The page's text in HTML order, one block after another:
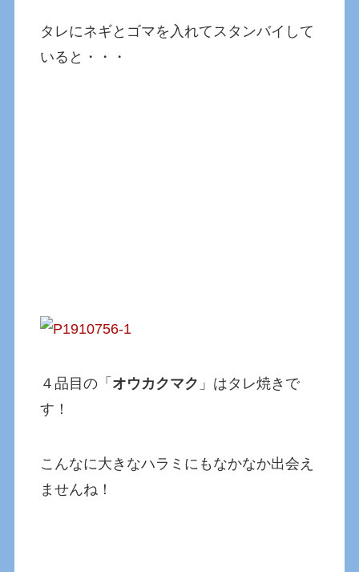
タレにネギとゴマを入れてスタンバイして
いると・・・
４品目の「 オウカクマク 」はタレ焼きで
す！
こんなに大きなハラミにもなかなか出会え
ませんね！